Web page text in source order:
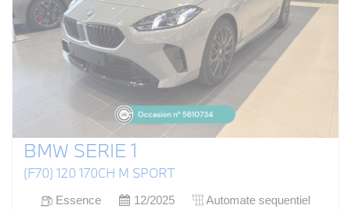
BMW SERIE 1
(F70) 120 170CH M SPORT
Essence 12/2025
Automate sequentiel